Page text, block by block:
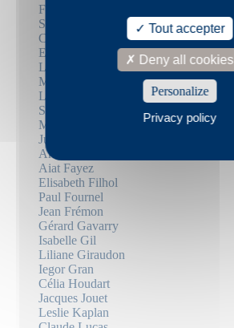
Frédéric Boyer
Sébastien Brebel
Christophe Carpentier
Emmanuel Carrère
Louise Chennevière
Marie Darrieussecq
Louise Desbrusses
Suzanne Doppelt
Mary Dorsan
Julie Douard
Arthur Dreyfus
Aiat Fayez
Elisabeth Filhol
Paul Fournel
Jean Frémon
Gérard Gavarry
Isabelle Gil
Liliane Giraudon
Iegor Gran
Célia Houdart
Jacques Jouet
Leslie Kaplan
Tout accepter
Deny all cookies
Personalize
Privacy policy